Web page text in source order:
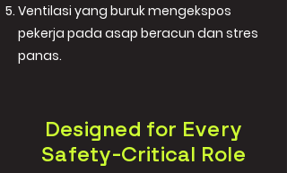
Ventilasi yang buruk mengekspos
pekerja pada asap beracun dan stres
panas.
Designed for Every
Safety-Critical Role